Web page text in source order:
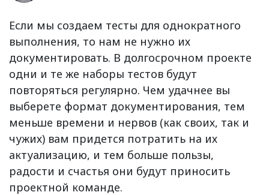
Если мы создаем тесты для однократного
выполнения, то нам не нужно их
документировать. В долгосрочном проекте
одни и те же наборы тестов будут
повторяться регулярно. Чем удачнее вы
выберете формат документирования, тем
меньше времени и нервов (как своих, так и
чужих) вам придется потратить на их
актуализацию, и тем больше пользы,
радости и счастья они будут приносить
проектной команде.